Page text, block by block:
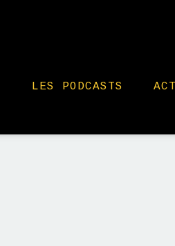
LES PODCASTS